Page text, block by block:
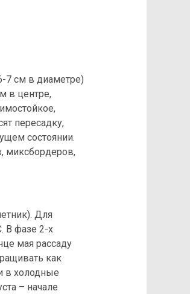
7 см в диаметре)
в центре,
пересадку,
состоянии.
миксбордеров,
Для
В фазе 2-х
мая рассаду
как
в холодные
– начале